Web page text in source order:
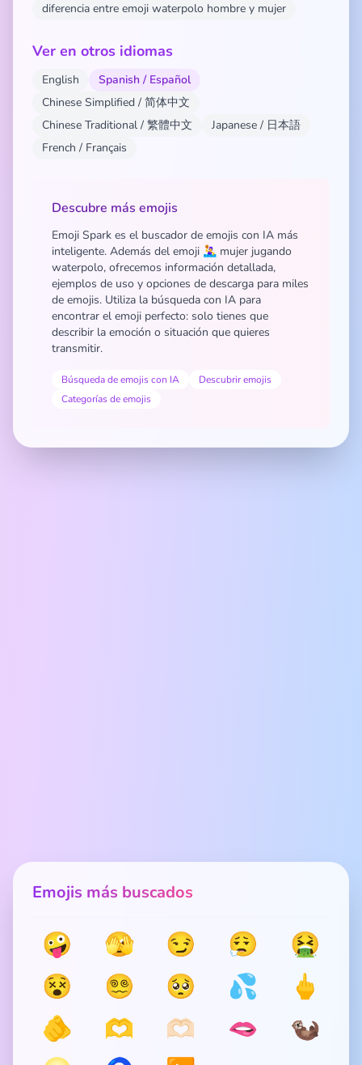
diferencia entre emoji waterpolo hombre y mujer
Ver en otros idiomas
English
Spanish / Español
Chinese Simplified / 简体中文
Chinese Traditional / 繁體中文
Japanese / 日本語
French / Français
Descubre más emojis
Emoji Spark es el buscador de emojis con IA más
inteligente. Además del emoji 🤽‍♀️ mujer jugando
waterpolo, ofrecemos información detallada,
ejemplos de uso y opciones de descarga para miles
de emojis. Utiliza la búsqueda con IA para
encontrar el emoji perfecto: solo tienes que
describir la emoción o situación que quieres
transmitir.
Búsqueda de emojis con IA
Descubrir emojis
Categorías de emojis
Emojis más buscados
🤪 🫣 😏 😮‍💨
🤮
😵
😵‍💫 🥺 💦
🖕
🫵
🫶 🫶🏻 🫦
🦦